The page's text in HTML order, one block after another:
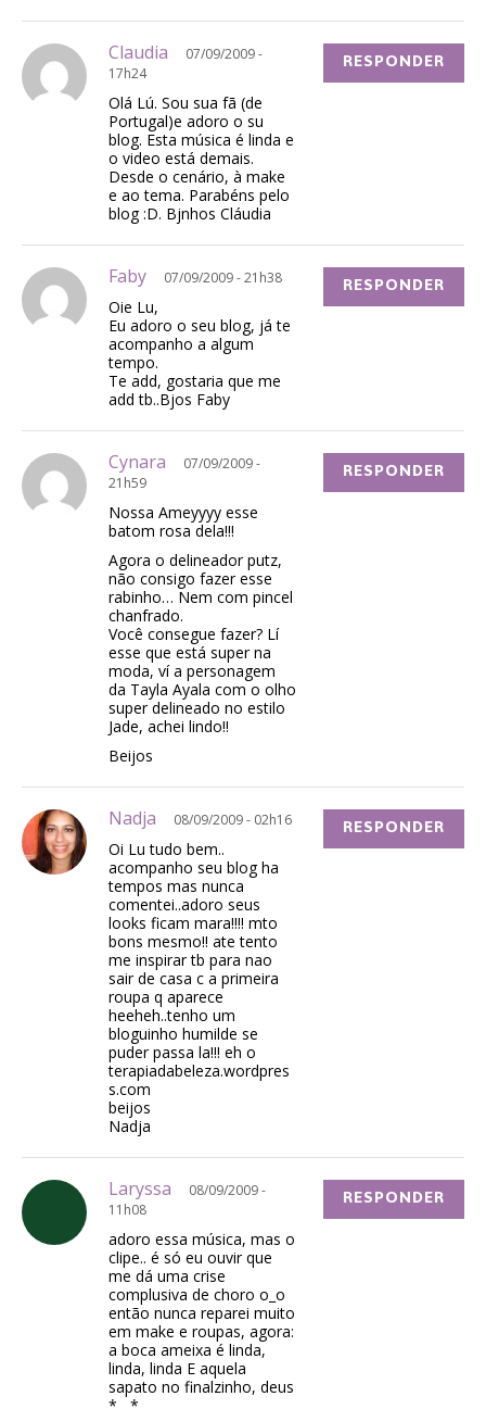
Claudia
07/09/2009 -
17h24
Olá Lú. Sou sua fã (de
Portugal)e adoro o su
blog. Esta música é linda e
o video está demais.
Desde o cenário, à make
e ao tema. Parabéns pelo
blog :D. Bjnhos Cláudia
RESPONDER
Faby 07/09/2009 - 21h38
Oie Lu,
Eu adoro o seu blog, já te
acompanho a algum
tempo.
Te add, gostaria que me
add tb..Bjos Faby
RESPONDER
Cynara
07/09/2009 -
21h59
Nossa Ameyyyy esse
batom rosa dela!!!
Agora o delineador putz,
não consigo fazer esse
rabinho… Nem com pincel
chanfrado.
Você consegue fazer? Lí
esse que está super na
moda, ví a personagem
da Tayla Ayala com o olho
super delineado no estilo
Jade, achei lindo!!
Beijos
RESPONDER
Nadja 08/09/2009 - 02h16
Oi Lu tudo bem..
acompanho seu blog ha
tempos mas nunca
comentei..adoro seus
looks ficam mara!!!! mto
bons mesmo!! ate tento
me inspirar tb para nao
sair de casa c a primeira
roupa q aparece
heeheh..tenho um
bloguinho humilde se
puder passa la!!! eh o
terapiadabeleza.wordpres
s.com
beijos
Nadja
RESPONDER
Laryssa
08/09/2009 -
11h08
adoro essa música, mas o
clipe.. é só eu ouvir que
me dá uma crise
complusiva de choro o_o
então nunca reparei muito
em make e roupas, agora:
a boca ameixa é linda,
linda, linda E aquela
sapato no finalzinho, deus
RESPONDER